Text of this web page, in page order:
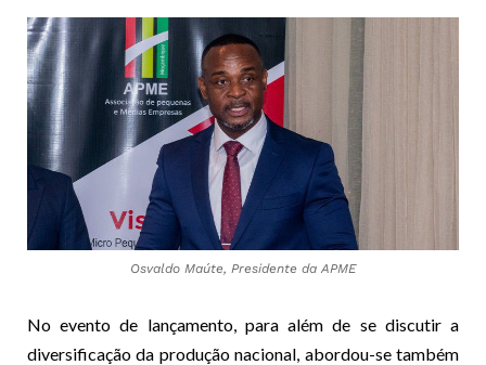
Osvaldo Maúte, Presidente da APME
No evento de lançamento, para além de se discutir a
diversificação da produção nacional, abordou-se também